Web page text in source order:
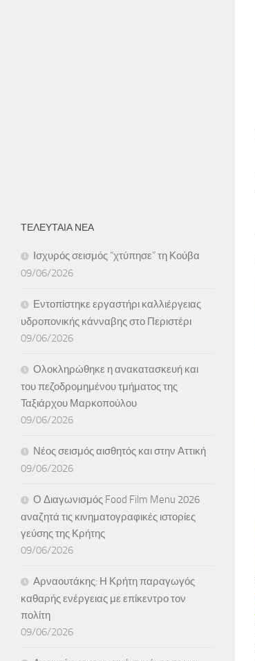
ΤΕΛΕΥΤΑΙΑ ΝΕΑ
Ισχυρός σεισμός “χτύπησε” τη Κούβα
09/06/2026
Εντοπίστηκε εργαστήρι καλλιέργειας
υδροπονικής κάνναβης στο Περιστέρι
09/06/2026
Ολοκληρώθηκε η ανακατασκευή και
του πεζοδρομημένου τμήματος της
Ταξιάρχου Μαρκοπούλου
09/06/2026
Νέος σεισμός αισθητός και στην Αττική
09/06/2026
Ο Διαγωνισμός Food Film Menu 2026
αναζητά τις κινηματογραφικές ιστορίες
γεύσης της Κρήτης
09/06/2026
Αρναουτάκης: Η Κρήτη παραγωγός
καθαρής ενέργειας με επίκεντρο τον
πολίτη
09/06/2026